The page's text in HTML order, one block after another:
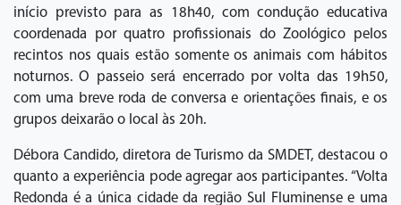
início previsto para as 18h40, com condução educativa
coordenada por quatro profissionais do Zoológico pelos
recintos nos quais estão somente os animais com hábitos
noturnos. O passeio será encerrado por volta das 19h50,
com uma breve roda de conversa e orientações finais, e os
grupos deixarão o local às 20h.
Débora Candido, diretora de Turismo da SMDET, destacou o
quanto a experiência pode agregar aos participantes. “Volta
Redonda é a única cidade da região Sul Fluminense e uma